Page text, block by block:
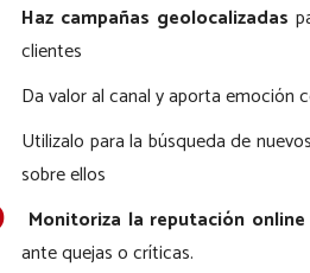
Haz campañas geolocalizadas
clientes
Da valor al canal y aporta emoción
Utilizalo para la búsqueda de
sobre ellos
Monitoriza la reputación
ante quejas o críticas.